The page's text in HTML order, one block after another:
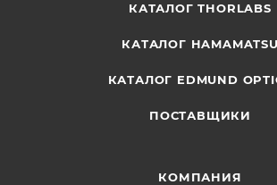
КАТАЛОГ THORLABS
КАТАЛОГ HAMAMATSU
КАТАЛОГ EDMUND
ПОСТАВЩИКИ
КОМПАНИЯ